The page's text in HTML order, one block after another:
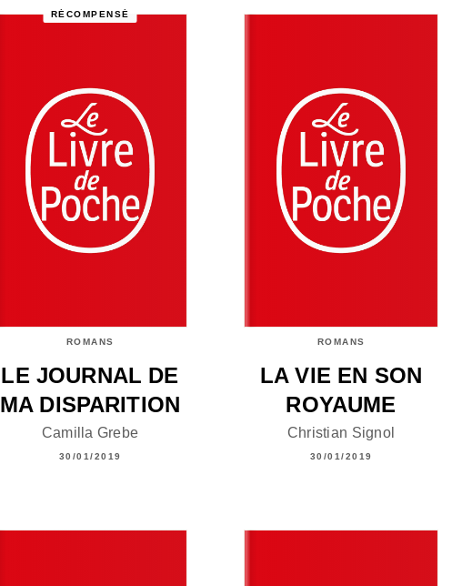
RÉCOMPENSÉ
ROMANS
LE JOURNAL DE
MA DISPARITION
Camilla Grebe
30/01/2019
ROMANS
LA VIE EN SON
ROYAUME
Christian Signol
30/01/2019